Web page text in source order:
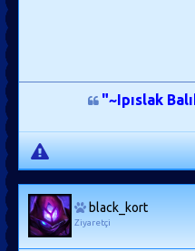
"~Ipıslak
black_kort
Ziyaretçi